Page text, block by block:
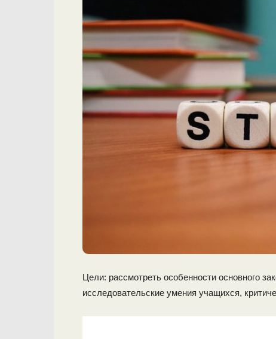
Цели: рассмотреть особенности основного
исследовательские умения учащихся,